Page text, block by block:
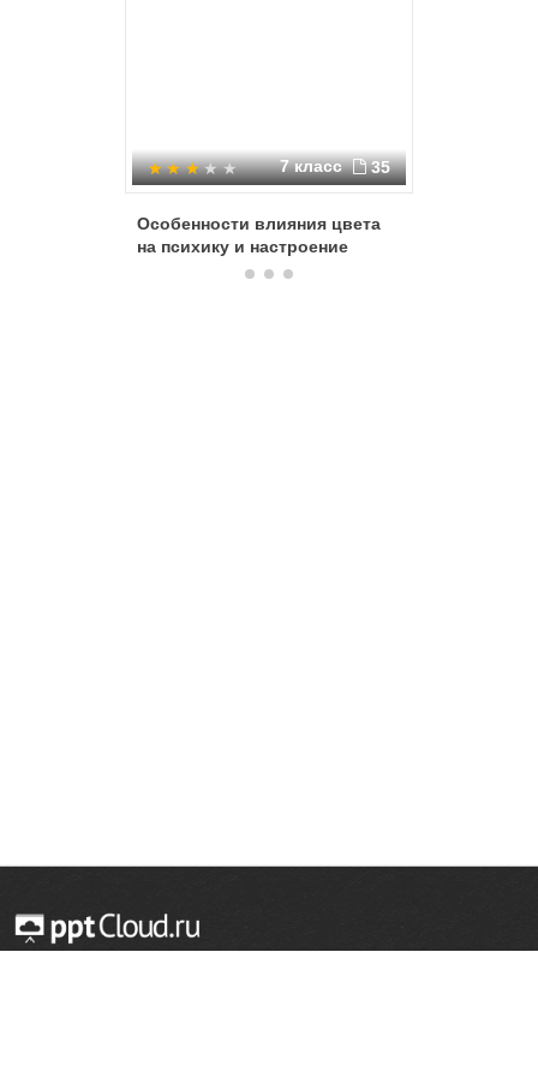
7 класс 35
Особенности влияния цвета
на психику и настроение